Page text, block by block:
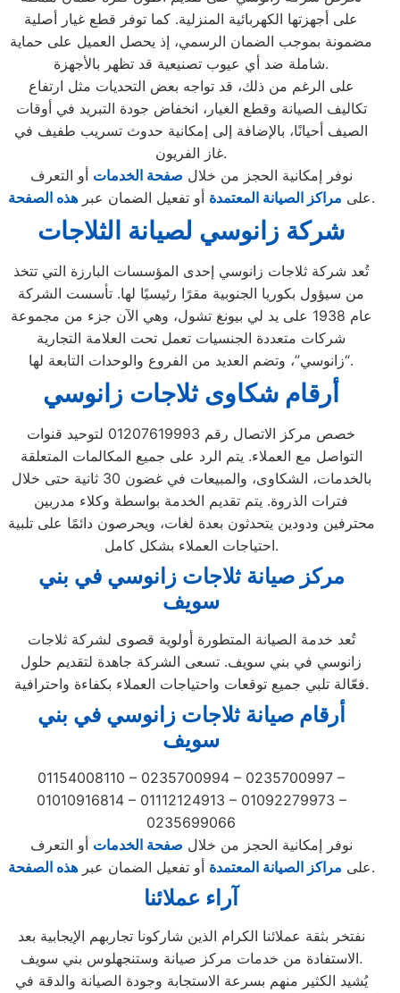
على أجهزتها الكهربائية المنزلية. كما توفر قطع غيار أصلية
مضمونة بموجب الضمان الرسمي، إذ يحصل العميل على حماية
شاملة ضد أي عيوب تصنيعية قد تظهر بالأجهزة.
على الرغم من ذلك، قد تواجه بعض التحديات مثل ارتفاع
تكاليف الصيانة وقطع الغيار، انخفاض جودة التبريد في أوقات
الصيف أحيانًا، بالإضافة إلى إمكانية حدوث تسريب طفيف في
غاز الفريون.
نوفر إمكانية الحجز من خلال صفحة الخدمات أو التعرف
على مراكز الصيانة المعتمدة أو تفعيل الضمان عبرهذه الصفحة .
شركة زانوسي لصيانة الثلاجات
تُعد شركة ثلاجات زانوسي إحدى المؤسسات البارزة التي تتخذ
من سيؤول بكوريا الجنوبية مقرًا رئيسيًا لها. تأسست الشركة
عام 1938 على يد لي بيونغ تشول، وهي الآن جزء من مجموعة
شركات متعددة الجنسيات تعمل تحت العلامة التجارية
“زانوسي”، وتضم العديد من الفروع والوحدات التابعة لها.
أرقام شكاوى ثلاجات زانوسي
خصص مركز الاتصال رقم 01207619993 لتوحيد قنوات
التواصل مع العملاء. يتم الرد على جميع المكالمات المتعلقة
بالخدمات، الشكاوى، والمبيعات في غضون 30 ثانية حتى خلال
فترات الذروة. يتم تقديم الخدمة بواسطة وكلاء مدربين
محترفين ودودين يتحدثون بعدة لغات، ويحرصون دائمًا على تلبية
احتياجات العملاء بشكل كامل.
مركز صيانة ثلاجات زانوسي في بني
سويف
تُعد خدمة الصيانة المتطورة أولوية قصوى لشركة ثلاجات
زانوسي في بني سويف. تسعى الشركة جاهدة لتقديم حلول
فعّالة تلبي جميع توقعات واحتياجات العملاء بكفاءة واحترافية.
أرقام صيانة ثلاجات زانوسي في بني
سويف
01154008110 – 0235700994 – 0235700997 –
01010916814 – 01112124913 – 01092279973 –
0235699066
نوفر إمكانية الحجز من خلال صفحة الخدمات أو التعرف
على مراكز الصيانة المعتمدة أو تفعيل الضمان عبرهذه الصفحة .
آراء عملائنا
نفتخر بثقة عملائنا الكرام الذين شاركونا تجاربهم الإيجابية بعد
الاستفادة من خدمات مركز صيانة وستنجهلوس بني سويف.
يُشيد الكثير منهم بسرعة الاستجابة وجودة الصيانة والدقة في